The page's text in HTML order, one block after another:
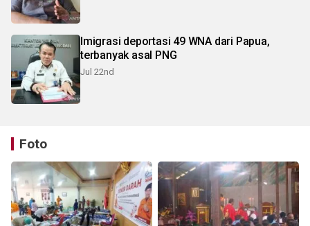
Imigrasi deportasi 49 WNA dari Papua,
terbanyak asal PNG
Jul 22nd
Foto